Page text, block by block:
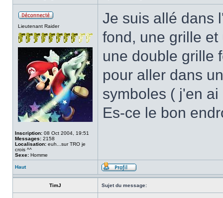
Lieutenant Raider
Inscription: 08 Oct 2004, 19:51
Messages: 2158
Localisation: euh...sur TRO je
crois ^^
Sexe: Homme
Je suis allé dans
fond, une grille
une double grille
pour aller dans
symboles ( j'en
Es-ce le bon
Haut
TimJ Sujet du message: